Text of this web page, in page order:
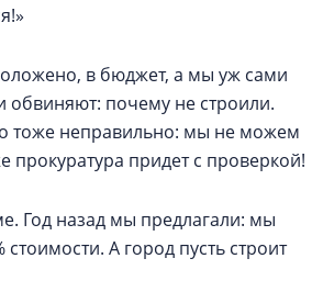
в бюджет, а мы уж сами
обвиняют: почему не строили.
тоже неправильно: мы не можем
прокуратура придет с проверкой!
Год назад мы предлагали: мы
А город пусть строит